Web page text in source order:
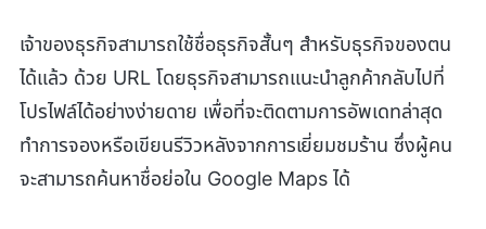
เจ้าของธุรกิจสามารถใช้ชื่อธุรกิจสั้นๆ สำหรับธุรกิจของตน
ได้แล้ว ด้วย URL โดยธุรกิจสามารถแนะนำลูกค้ากลับไปที่
โปรไฟล์ได้อย่างง่ายดาย เพื่อที่จะติดตามการอัพเดทล่าสุด
ทำการจองหรือเขียนรีวิวหลังจากการเยี่ยมชมร้าน ซึ่งผู้คน
จะสามารถค้นหาชื่อย่อใน Google Maps ได้